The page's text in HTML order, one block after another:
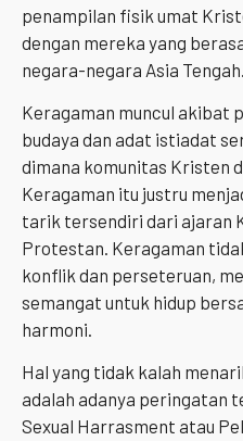
penampilan fisik umat
dengan mereka yang
negara-negara Asia Tengah.
Keragaman muncul akibat
budaya dan adat istiadat
dimana komunitas Kristen
Keragaman itu justru
tarik tersendiri dari ajaran
Protestan. Keragaman
konflik dan perseteruan,
semangat untuk hidup
harmoni.
Hal yang tidak kalah
adalah adanya peringatan
Sexual Harrasment atau